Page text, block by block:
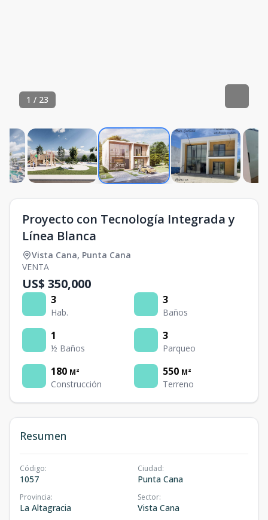
1 / 23
Proyecto con Tecnología Integrada y
Línea Blanca
Vista Cana, Punta Cana
VENTA
US$ 350,000
3
Hab.
3
Baños
1
½ Baños
3
Parqueo
180 M²
Construcción
550 M²
Terreno
Resumen
Código:
1057
Ciudad:
Punta Cana
Provincia:
La Altagracia
Sector:
Vista Cana